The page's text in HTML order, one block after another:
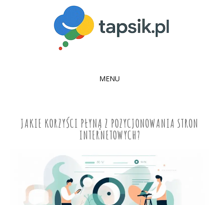
MENU
CONTENT
JAKIE KORZYŚCI PŁYNĄ Z POZYCJONOWANIA STRON
INTERNETOWYCH?